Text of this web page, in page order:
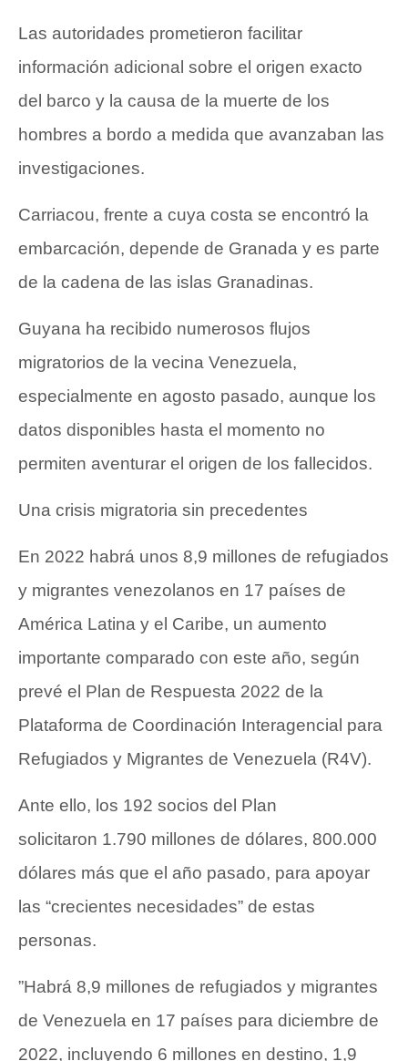
Las autoridades prometieron facilitar
información adicional sobre el origen exacto
del barco y la causa de la muerte de los
hombres a bordo a medida que avanzaban las
investigaciones.
Carriacou, frente a cuya costa se encontró la
embarcación, depende de Granada y es parte
de la cadena de las islas Granadinas.
Guyana ha recibido numerosos flujos
migratorios de la vecina Venezuela,
especialmente en agosto pasado, aunque los
datos disponibles hasta el momento no
permiten aventurar el origen de los fallecidos.
Una crisis migratoria sin precedentes
En 2022 habrá unos 8,9 millones de refugiados
y migrantes venezolanos en 17 países de
América Latina y el Caribe, un aumento
importante comparado con este año, según
prevé el Plan de Respuesta 2022 de la
Plataforma de Coordinación Interagencial para
Refugiados y Migrantes de Venezuela (R4V).
Ante ello, los 192 socios del Plan
solicitaron 1.790 millones de dólares, 800.000
dólares más que el año pasado, para apoyar
las “crecientes necesidades” de estas
personas.
”Habrá 8,9 millones de refugiados y migrantes
de Venezuela en 17 países para diciembre de
2022, incluyendo 6 millones en destino, 1,9